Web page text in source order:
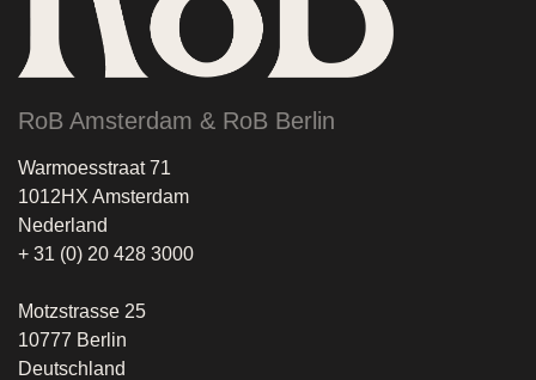
RoB Amsterdam & RoB Berlin
Warmoesstraat 71
1012HX Amsterdam
Nederland
+ 31 (0) 20 428 3000
Motzstrasse 25
10777 Berlin
Deutschland